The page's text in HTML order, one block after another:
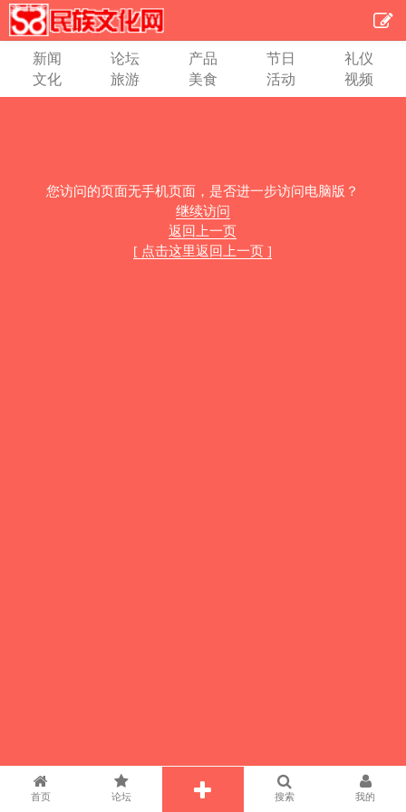
新闻 论坛 产品 节日
礼仪
文化
旅游 美食 活动 视频
您访问的页面无手机页面，是否进一步访问电脑版？
继续访问
返回上一页
[ 点击这里返回上一页 ]
首页 论坛 搜索 我的